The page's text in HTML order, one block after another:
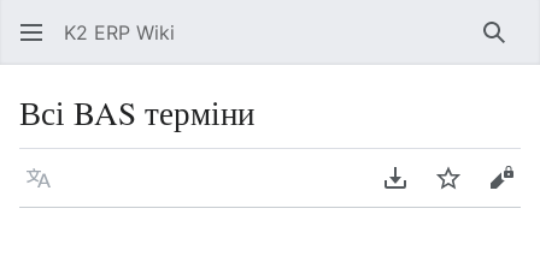
K2 ERP Wiki
Всі BAS терміни
Мова Завантажити